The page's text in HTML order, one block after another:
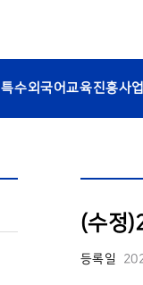
특수외국어교육진흥사업
(수정
등록일